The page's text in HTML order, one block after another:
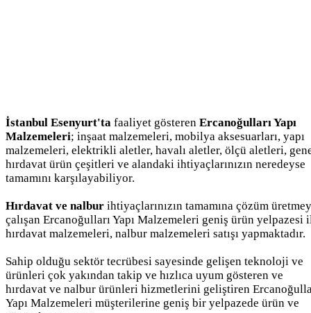
İstanbul Esenyurt'ta faaliyet gösteren Ercanoğulları Yapı
Malzemeleri; inşaat malzemeleri, mobilya aksesuarları, yapı
malzemeleri, elektrikli aletler, havalı aletler, ölçü aletleri,
hırdavat ürün çeşitleri ve alandaki ihtiyaçlarınızın neredeyse
tamamını karşılayabiliyor.
Hırdavat ve nalbur ihtiyaçlarınızın tamamına çözüm
çalışan Ercanoğulları Yapı Malzemeleri geniş ürün yelpazesi
hırdavat malzemeleri, nalbur malzemeleri satışı yapmaktadır.
Sahip olduğu sektör tecrübesi sayesinde gelişen teknoloji ve
ürünleri çok yakından takip ve hızlıca uyum gösteren ve
hırdavat ve nalbur ürünleri hizmetlerini geliştiren
Yapı Malzemeleri müşterilerine geniş bir yelpazede ürün ve